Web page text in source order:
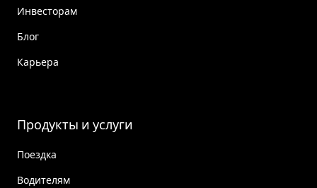
Инвесторам
Блог
Карьера
Продукты и услуги
Поездка
Водителям